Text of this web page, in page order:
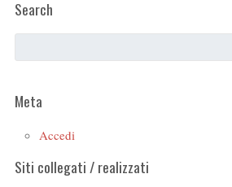
Search
Meta
Accedi
Siti collegati / realizzati